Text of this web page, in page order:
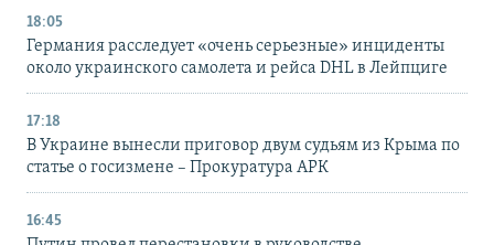
18:05
Германия расследует «очень серьезные» инциденты
около украинского самолета и рейса DHL в Лейпциге
17:18
В Украине вынесли приговор двум судьям из Крыма по
статье о госизмене – Прокуратура АРК
16:45